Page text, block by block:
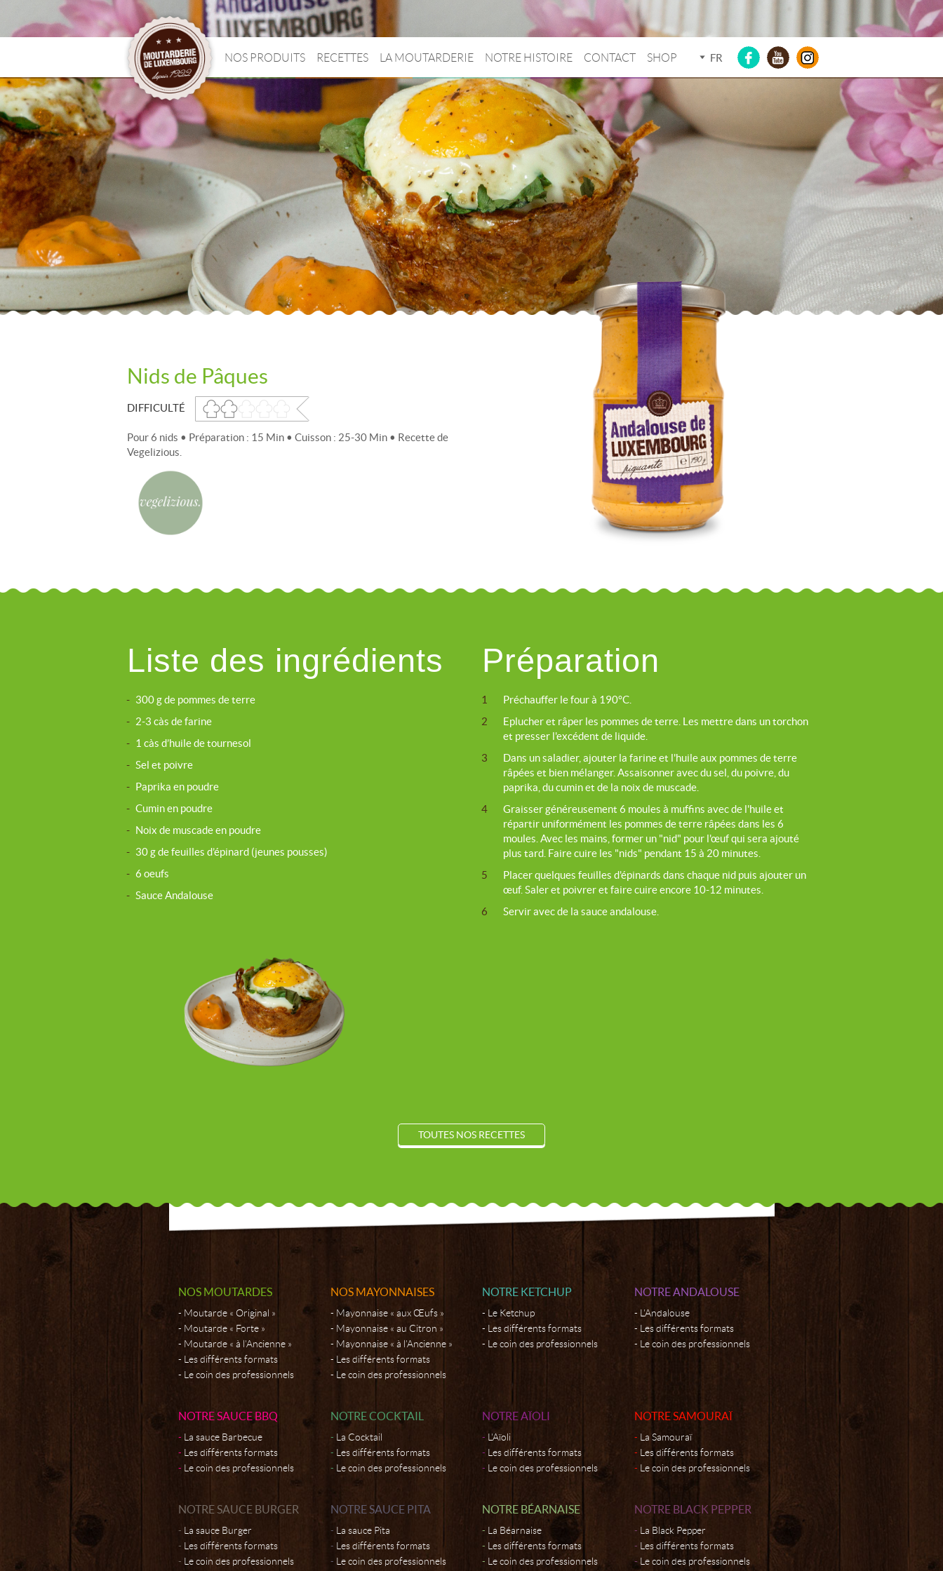
NOS PRODUITS RECETTES LA MOUTARDERIE NOTRE HISTOIRE CONTACT SHOP FR
Nids de Pâques
DIFFICULTÉ
Pour 6 nids • Préparation : 15 Min • Cuisson : 25-30 Min • Recette de
Vegelizious.
Liste des ingrédients
- 300 g de pommes de terre
- 2-3 càs de farine
- 1 càs d’huile de tournesol
- Sel et poivre
- Paprika en poudre
- Cumin en poudre
- Noix de muscade en poudre
- 30 g de feuilles d’épinard (jeunes pousses)
- 6 oeufs
- Sauce Andalouse
Préparation
1
Préchauffer le four à 190°C.
2
Eplucher et râper les pommes de terre. Les mettre dans un torchon
et presser l'excédent de liquide.
3
Dans un saladier, ajouter la farine et l'huile aux pommes de terre
râpées et bien mélanger. Assaisonner avec du sel, du poivre, du
paprika, du cumin et de la noix de muscade.
4
Graisser généreusement 6 moules à muffins avec de l'huile et
répartir uniformément les pommes de terre râpées dans les 6
moules. Avec les mains, former un "nid" pour l'œuf qui sera ajouté
plus tard. Faire cuire les "nids" pendant 15 à 20 minutes.
5
Placer quelques feuilles d'épinards dans chaque nid puis ajouter un
œuf. Saler et poivrer et faire cuire encore 10-12 minutes.
6
Servir avec de la sauce andalouse.
TOUTES NOS RECETTES
NOS MOUTARDES
Moutarde « Original »
Moutarde « Forte »
Moutarde « à l’Ancienne »
Les différents formats
Le coin des professionnels
NOS MAYONNAISES
Mayonnaise « aux Œufs »
Mayonnaise « au Citron »
Mayonnaise « à l’Ancienne »
Les différents formats
Le coin des professionnels
NOTRE KETCHUP
Le Ketchup
Les différents formats
Le coin des professionnels
NOTRE ANDALOUSE
L'Andalouse
Les différents formats
Le coin des professionnels
NOTRE SAUCE BBQ
La sauce Barbecue
Les différents formats
Le coin des professionnels
NOTRE COCKTAIL
La Cocktail
Les différents formats
Le coin des professionnels
NOTRE AÏOLI
L'Aïoli
Les différents formats
Le coin des professionnels
NOTRE SAMOURAÏ
La Samouraï
Les différents formats
Le coin des professionnels
NOTRE SAUCE BURGER
La sauce Burger
Les différents formats
Le coin des professionnels
NOTRE SAUCE PITA
La sauce Pita
Les différents formats
Le coin des professionnels
NOTRE BÉARNAISE
La Béarnaise
Les différents formats
Le coin des professionnels
NOTRE BLACK PEPPER
La Black Pepper
Les différents formats
Le coin des professionnels